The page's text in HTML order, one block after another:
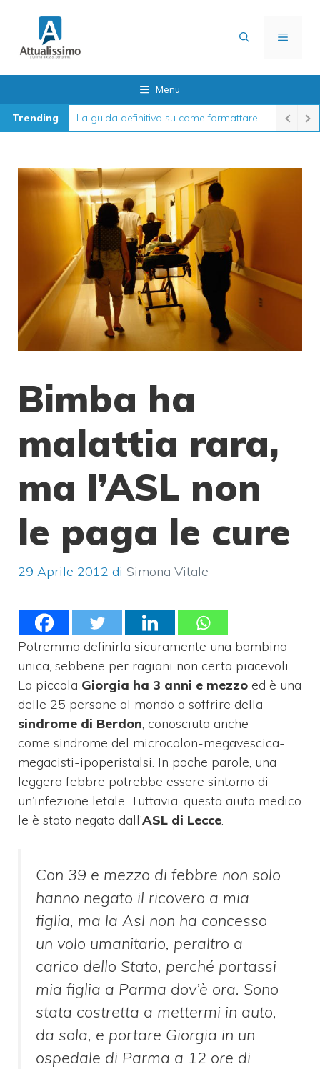
contenuto
MENU
Menu
Trending La guida definitiva su come formattare l’iPhone nel 2026
Bimba ha
malattia rara,
ma l’ASL non
le paga le cure
29 Aprile 2012 di Simona Vitale
Potremmo definirla sicuramente una bambina
unica, sebbene per ragioni non certo piacevoli.
La piccola Giorgia ha 3 anni e mezzo ed è una
delle 25 persone al mondo a soffrire della
sindrome di Berdon, conosciuta anche
come sindrome del microcolon-megavescica-
megacisti-ipoperistalsi. In poche parole, una
leggera febbre potrebbe essere sintomo di
un’infezione letale. Tuttavia, questo aiuto medico
le è stato negato dall’ASL di Lecce.
Con 39 e mezzo di febbre non solo
hanno negato il ricovero a mia
figlia, ma la Asl non ha concesso
un volo umanitario, peraltro a
carico dello Stato, perché portassi
mia figlia a Parma dov’è ora. Sono
stata costretta a mettermi in auto,
da sola, e portare Giorgia in un
ospedale di Parma a 12 ore di